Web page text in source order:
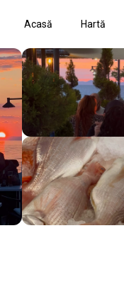
Acasă Hartă